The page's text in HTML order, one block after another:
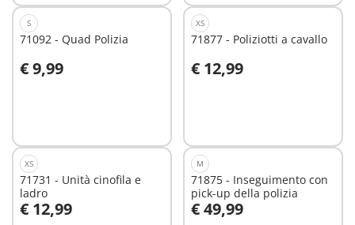
S
71092 - Quad Polizia
€ 9,99
Aggiungi al carrello
XS
71877 - Poliziotti a cavallo
€ 12,99
Aggiungi al carrello
XS
71731 - Unità cinofila e
ladro
€ 12,99
Aggiungi al carrello
M
71875 - Inseguimento con
pick-up della polizia
€ 49,99
Aggiungi al carrello